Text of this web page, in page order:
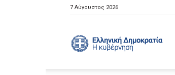
7 Αύγουστος 2026